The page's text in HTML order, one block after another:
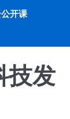
开课
技发